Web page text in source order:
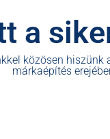
a
közösen hiszünk
márkaépítés